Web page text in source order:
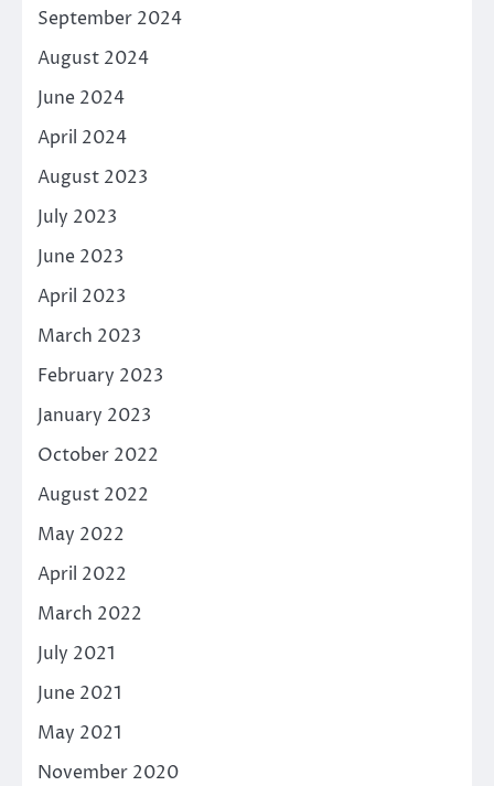
September 2024
August 2024
June 2024
April 2024
August 2023
July 2023
June 2023
April 2023
March 2023
February 2023
January 2023
October 2022
August 2022
May 2022
April 2022
March 2022
July 2021
June 2021
May 2021
November 2020